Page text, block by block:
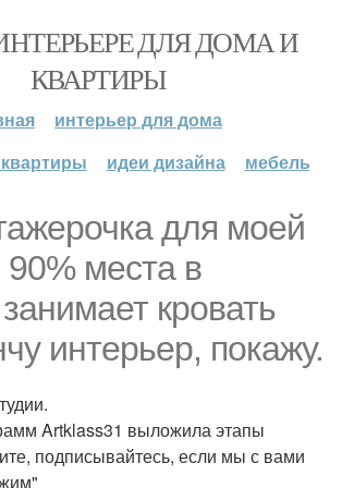
ДЛЯ ДОМА И
КВАРТИРЫ
интерьер для дома
идеи дизайна мебель
для моей
места в
кровать
интерьер, покажу.
Artklass31 выложила этапы
подписывайтесь, если мы с вами